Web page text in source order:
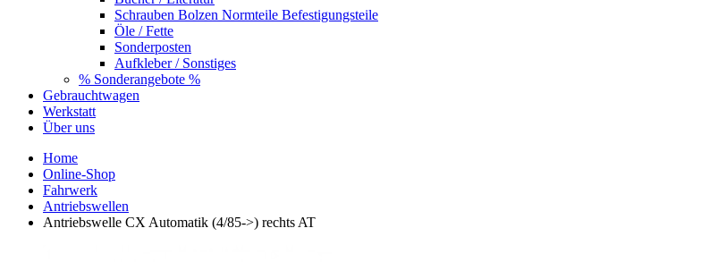
Schrauben Bolzen Normteile Befestigungsteile
Öle / Fette
Sonderposten
Aufkleber / Sonstiges
% Sonderangebote %
Gebrauchtwagen
Werkstatt
Über uns
Home
Online-Shop
Fahrwerk
Antriebswellen
Antriebswelle CX Automatik (4/85->) rechts AT